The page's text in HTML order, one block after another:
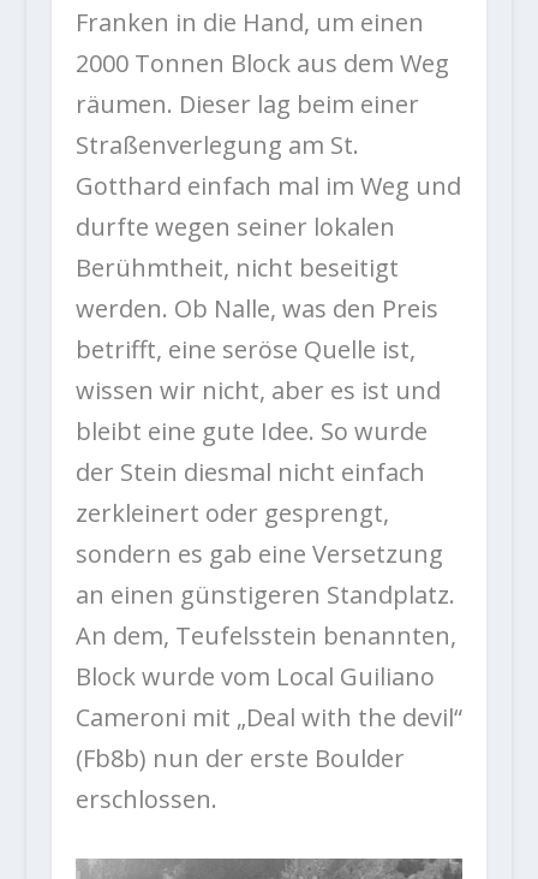
Franken in die Hand, um einen
2000 Tonnen Block aus dem Weg
räumen. Dieser lag beim einer
Straßenverlegung am St.
Gotthard einfach mal im Weg und
durfte wegen seiner lokalen
Berühmtheit, nicht beseitigt
werden. Ob Nalle, was den Preis
betrifft, eine seröse Quelle ist,
wissen wir nicht, aber es ist und
bleibt eine gute Idee. So wurde
der Stein diesmal nicht einfach
zerkleinert oder gesprengt,
sondern es gab eine Versetzung
an einen günstigeren Standplatz.
An dem, Teufelsstein benannten,
Block wurde vom Local Guiliano
Cameroni mit „Deal with the devil“
(Fb8b) nun der erste Boulder
erschlossen.